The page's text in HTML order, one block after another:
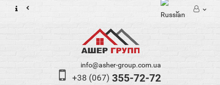
info@asher-group.com.ua
+38 (067) 355-72-72